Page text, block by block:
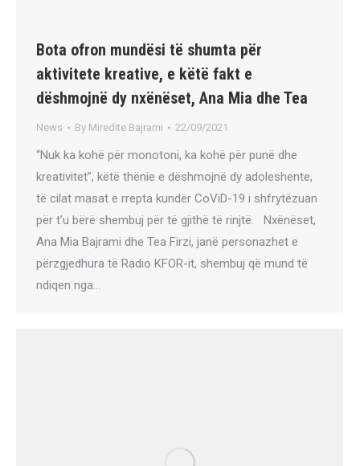
Bota ofron mundësi të shumta për
aktivitete kreative, e këtë fakt e
dëshmojnë dy nxënëset, Ana Mia dhe Tea
News By Miredite Bajrami 22/09/2021
“Nuk ka kohë për monotoni, ka kohë për punë dhe
kreativitet”, këtë thënie e dëshmojnë dy adoleshente,
të cilat masat e rrepta kundër CoViD-19 i shfrytëzuan
për t’u bërë shembuj për të gjithë të rinjtë. Nxënëset,
Ana Mia Bajrami dhe Tea Firzi, janë personazhet e
përzgjedhura të Radio KFOR-it, shembuj që mund të
ndiqen nga…